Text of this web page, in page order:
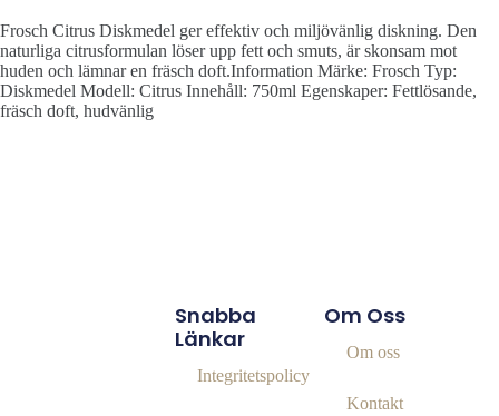
Frosch Citrus Diskmedel ger effektiv och miljövänlig diskning. Den
naturliga citrusformulan löser upp fett och smuts, är skonsam mot
huden och lämnar en fräsch doft.Information Märke: Frosch Typ:
Diskmedel Modell: Citrus Innehåll: 750ml Egenskaper: Fettlösande,
fräsch doft, hudvänlig
Om Oss
Om oss
Kontakt
Snabba
Länkar
Integritetspolicy